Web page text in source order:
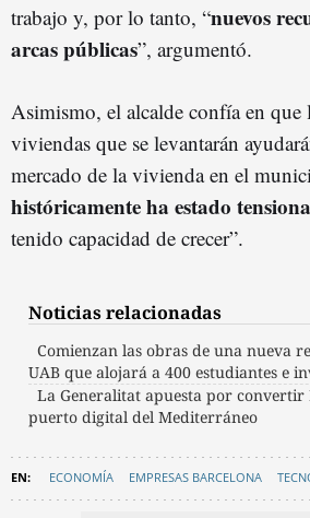
trabajo y, por lo tanto, “nuevos
arcas públicas”, argumentó.
Asimismo, el alcalde confía en que
viviendas que se levantarán
mercado de la vivienda en el
históricamente ha estado
tenido capacidad de crecer”.
Noticias relacionadas
Comienzan las obras de una nueva
UAB que alojará a 400 estudiantes e
La Generalitat apuesta por convertir
puerto digital del Mediterráneo
ECONOMÍA EMPRESAS BARCELONA